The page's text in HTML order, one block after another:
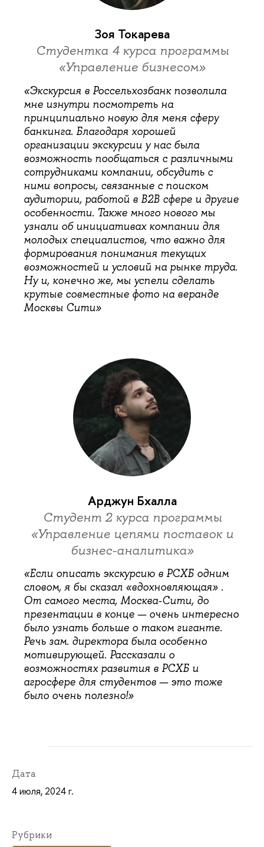
Зоя Токарева
Студентка 4 курса программы
«Управление бизнесом»
«Экскурсия в Россельхозбанк позволила
мне изнутри посмотреть на
принципиально новую для меня сферу
банкинга. Благодаря хорошей
организации экскурсии у нас была
возможность пообщаться с различными
сотрудниками компании, обсудить с
ними вопросы, связанные с поиском
аудитории, работой в B2B сфере и другие
особенности. Также много нового мы
узнали об инициативах компании для
молодых специалистов, что важно для
формирования понимания текущих
возможностей и условий на рынке труда.
Ну и, конечно же, мы успели сделать
крутые совместные фото на веранде
Москвы Сити»
Арджун Бхалла
Студент 2 курса программы
«Управление цепями поставок и
бизнес-аналитика»
«Если описать экскурсию в РСХБ одним
словом, я бы сказал «вдохновляющая» .
От самого места, Москва-Сити, до
презентации в конце — очень интересно
было узнать больше о таком гиганте.
Речь зам. директора была особенно
мотивирующей. Рассказали о
возможностях развития в РСХБ и
агросфере для студентов — это тоже
было очень полезно!»
Дата
4 июля, 2024 г.
Рубрики